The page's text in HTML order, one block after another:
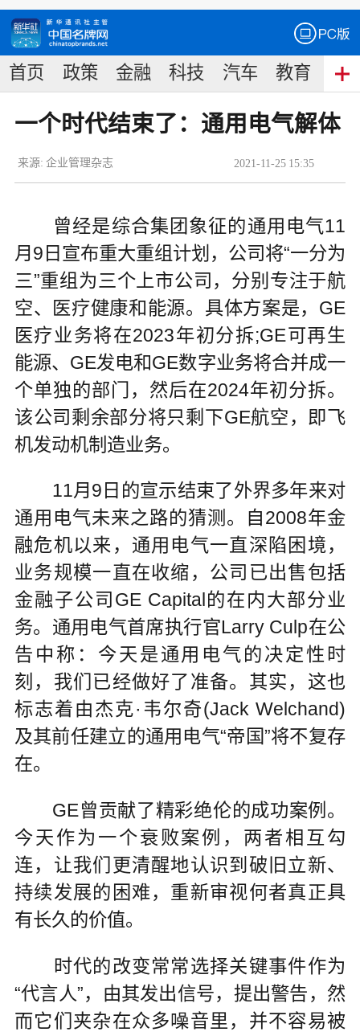
首页 政策 金融 科技 汽车 教育 食
一个时代结束了：通用电气解体
2021-11-25 15:35
来源: 企业管理杂志
曾经是综合集团象征的通用电气11
月9日宣布重大重组计划，公司将“一分为
三”重组为三个上市公司，分别专注于航
空、医疗健康和能源。具体方案是，GE
医疗业务将在2023年初分拆;GE可再生
能源、GE发电和GE数字业务将合并成一
个单独的部门，然后在2024年初分拆。
该公司剩余部分将只剩下GE航空，即飞
机发动机制造业务。
11月9日的宣示结束了外界多年来对
通用电气未来之路的猜测。自2008年金
融危机以来，通用电气一直深陷困境，
业务规模一直在收缩，公司已出售包括
金融子公司GE Capital的在内大部分业
务。通用电气首席执行官Larry Culp在公
告中称：今天是通用电气的决定性时
刻，我们已经做好了准备。其实，这也
标志着由杰克·韦尔奇(Jack Welchand)
及其前任建立的通用电气“帝国”将不复存
在。
GE曾贡献了精彩绝伦的成功案例。
今天作为一个衰败案例，两者相互勾
连，让我们更清醒地认识到破旧立新、
持续发展的困难，重新审视何者真正具
有长久的价值。
时代的改变常常选择关键事件作为
“代言人”，由其发出信号，提出警告，然
而它们夹杂在众多噪音里，并不容易被